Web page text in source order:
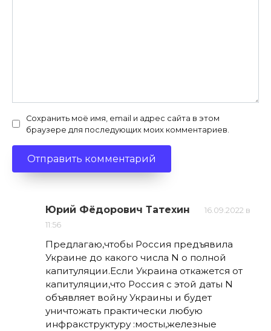
Сохранить моё имя, email и адрес сайта в этом
браузере для последующих моих комментариев.
Юрий Фёдорович Татехин
16.09.2022 в
11:56
Предлагаю,чтобы Россия предъявила
Украине до какого числа N о полной
капитуляции.Если Украина откажется от
капитуляции,что Россия с этой даты N
объявляет войну Украины и будет
уничтожать практически любую
инфракструктуру :мосты,железные